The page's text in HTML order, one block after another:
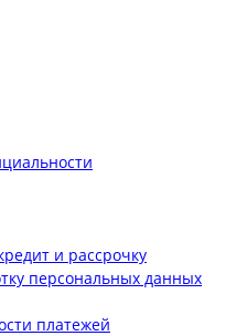
и рассрочку
персональных данных
платежей